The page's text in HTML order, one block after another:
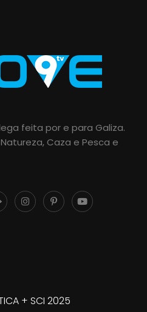
feita por e para Galiza.
Caza e Pesca e
+ SCI 2025